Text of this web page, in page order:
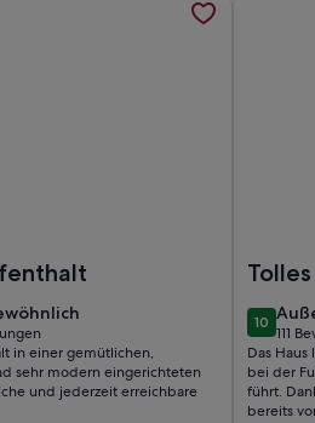
in einer gemütlichen,
sehr modern eingerichteten
und jederzeit erreichbare
1010 von
111
(111
Das
bei der
führt.
bereits